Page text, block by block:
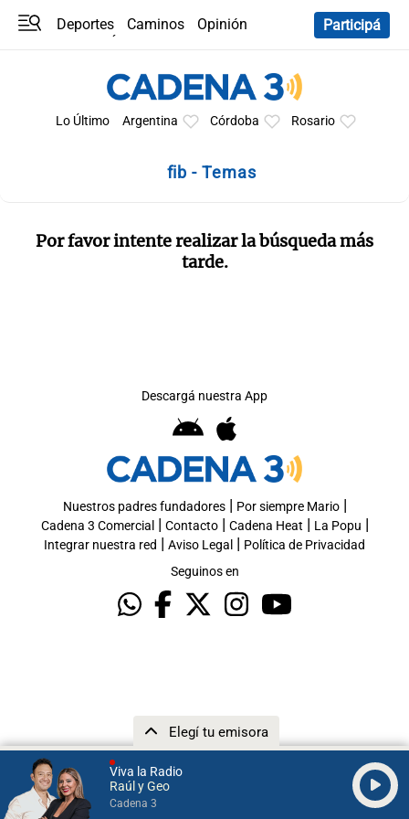
Viva la Radio
Raúl y Geo
Cadena 3
Elegí tu emisora
Deportes Caminos
Opinión
Participá
Lo Último Argentina Córdoba Rosario
fib - Temas
Por favor intente realizar la búsqueda más
tarde.
Descargá nuestra App
Nuestros padres fundadores| Por siempre Mario|
Cadena 3 Comercial | Contacto| Cadena Heat | La Popu |
Integrar nuestra red | Aviso Legal | Política de Privacidad
Seguinos en